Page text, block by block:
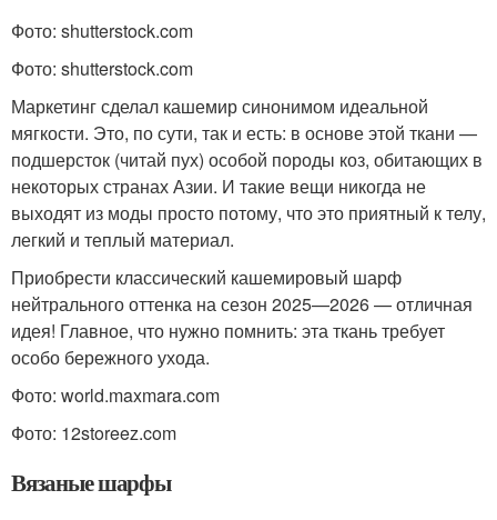
Фото: shutterstock.com
Фото: shutterstock.com
Маркетинг сделал кашемир синонимом идеальной
мягкости. Это, по сути, так и есть: в основе этой ткани —
подшерсток (читай пух) особой породы коз, обитающих в
некоторых странах Азии. И такие вещи никогда не
выходят из моды просто потому, что это приятный к телу,
легкий и теплый материал.
Приобрести классический кашемировый шарф
нейтрального оттенка на сезон 2025—2026 — отличная
идея! Главное, что нужно помнить: эта ткань требует
особо бережного ухода.
Фото: world.maxmara.com
Фото: 12storeez.com
Вязаные шарфы